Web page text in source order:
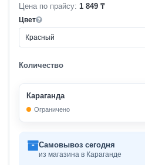
Цена по прайсу: 1 849 ₸
Цвет
Красный
Количество
Караганда
Ограничено
Самовывоз сегодня
из магазина в Караганде